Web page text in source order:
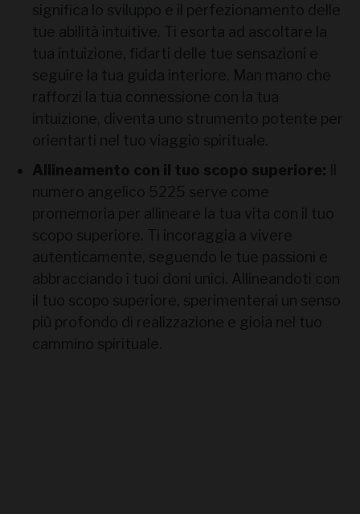
significa lo sviluppo e il perfezionamento delle
tue abilità intuitive. Ti esorta ad ascoltare la
tua intuizione, fidarti delle tue sensazioni e
seguire la tua guida interiore. Man mano che
rafforzi la tua connessione con la tua
intuizione, diventa uno strumento potente per
orientarti nel tuo viaggio spirituale.
Allineamento con il tuo scopo superiore:
numero angelico 5225 serve come
promemoria per allineare la tua vita con il tuo
scopo superiore. Ti incoraggia a vivere
autenticamente, seguendo le tue passioni e
abbracciando i tuoi doni unici. Allineandoti con
il tuo scopo superiore, sperimenterai un senso
più profondo di realizzazione e gioia nel tuo
cammino spirituale.